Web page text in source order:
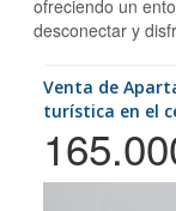
ofreciendo un
desconectar y
Venta de Apartamento renovado con licencia
turística en el